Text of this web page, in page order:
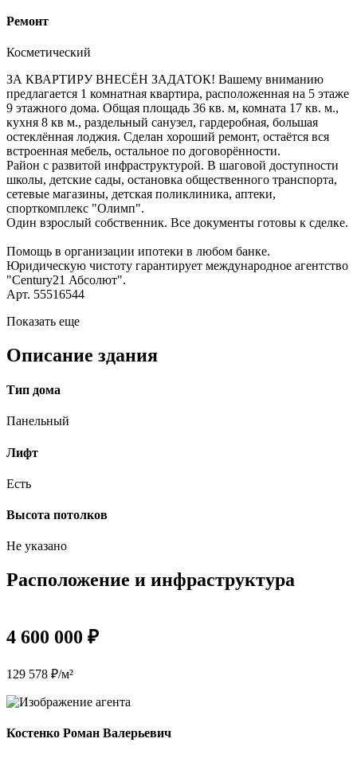
Ремонт
Косметический
ЗА КВАРТИРУ ВНЕСЁН ЗАДАТОК! Вашему вниманию
предлагается 1 комнатная квартира, расположенная на 5 этаже
9 этажного дома. Общая площадь 36 кв. м, комната 17 кв. м.,
кухня 8 кв м., раздельный санузел, гардеробная, большая
остеклённая лоджия. Сделан хороший ремонт, остаётся вся
встроенная мебель, остальное по договорённости.
Район с развитой инфраструктурой. В шаговой доступности
школы, детские сады, остановка общественного транспорта,
сетевые магазины, детская поликлиника, аптеки,
спорткомплекс "Олимп".
Один взрослый собственник. Все документы готовы к сделке.
Помощь в организации ипотеки в любом банке.
Юридическую чистоту гарантирует международное агентство
"Century21 Абсолют".
Арт. 55516544
Показать еще
Описание здания
Тип дома
Панельный
Лифт
Есть
Высота потолков
Не указано
Расположение и инфраструктура
4 600 000 ₽
129 578 ₽/м²
Костенко Роман Валерьевич